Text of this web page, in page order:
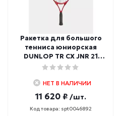
Ракетка для большого
тенниса юниорская
DUNLOP TR CX JNR 21
G000
НЕТ В НАЛИЧИИ
11 620 ₽ /шт.
Код товара: spt0046892